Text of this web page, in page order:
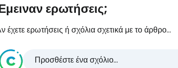
ερωτήσεις;
έχετε ερωτήσεις ή σχόλια σχετικά με το άρθρο...
Προσθέστε ένα σχόλιο...